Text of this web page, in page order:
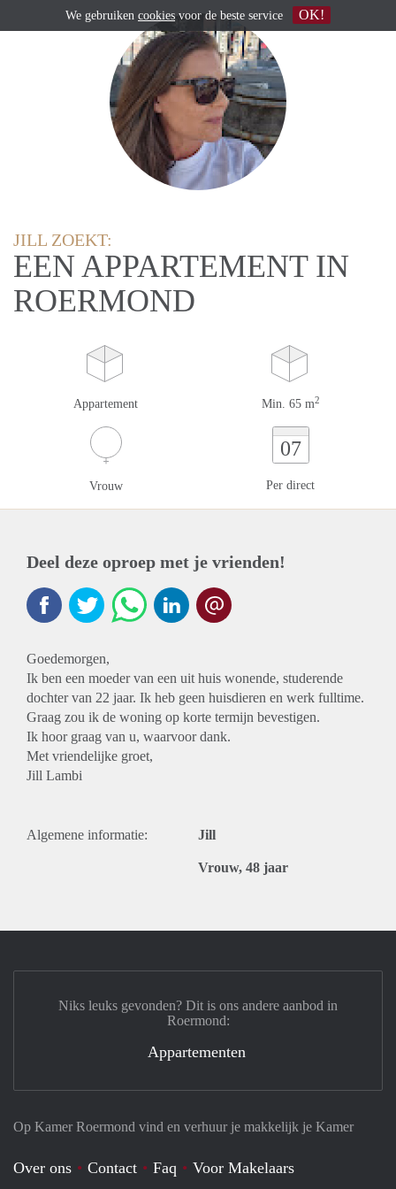
JILL ZOEKT:
EEN APPARTEMENT IN
ROERMOND
Appartement Min. 65 m2
Vrouw
07
Per direct
Deel deze oproep met je vrienden!
Goedemorgen,
Ik ben een moeder van een uit huis wonende, studerende
dochter van 22 jaar. Ik heb geen huisdieren en werk fulltime.
Graag zou ik de woning op korte termijn bevestigen.
Ik hoor graag van u, waarvoor dank.
Met vriendelijke groet,
Jill Lambi
Algemene informatie: Jill
Vrouw, 48 jaar
Op Kamer Roermond vind en verhuur je makkelijk je Kamer
Over ons Contact Faq Voor Makelaars
Niks leuks gevonden? Dit is ons andere aanbod in
Roermond:
Appartementen
We gebruiken cookiesvoor de beste service OK!